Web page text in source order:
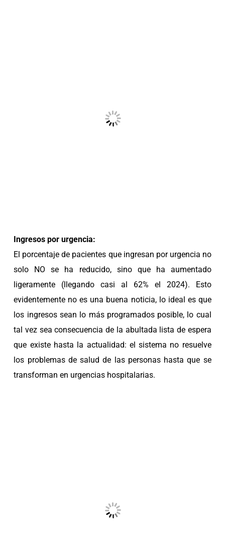
Ingresos por urgencia:
El porcentaje de pacientes que ingresan por urgencia no
solo NO se ha reducido, sino que ha aumentado
ligeramente (llegando casi al 62% el 2024). Esto
evidentemente no es una buena noticia, lo ideal es que
los ingresos sean lo más programados posible, lo cual
tal vez sea consecuencia de la abultada lista de espera
que existe hasta la actualidad: el sistema no resuelve
los problemas de salud de las personas hasta que se
transforman en urgencias hospitalarias.